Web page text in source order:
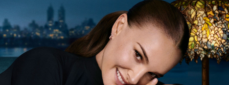
가까운 매장 찾기